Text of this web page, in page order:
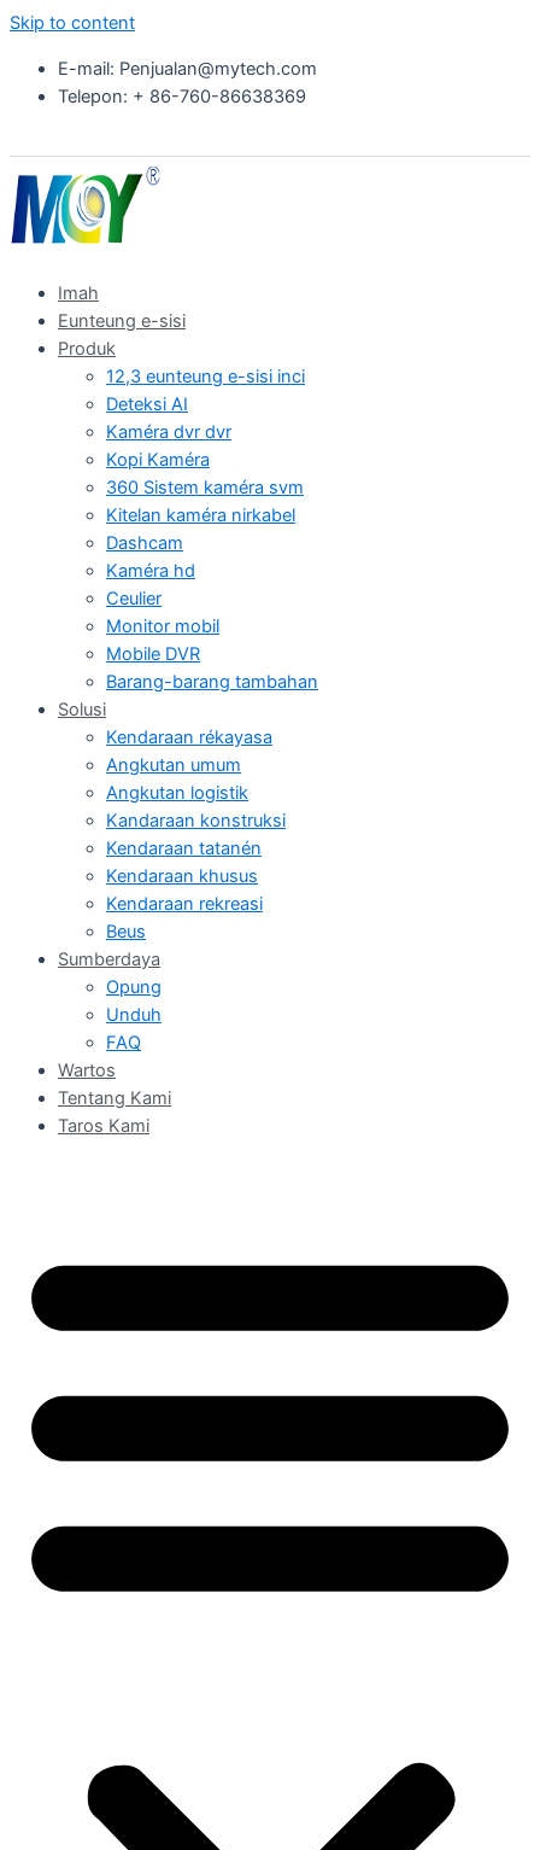
Skip to content
E-mail: Penjualan@mytech.com
Telepon: + 86-760-86638369
Imah
Eunteung e-sisi
Produk
12,3 eunteung e-sisi inci
Deteksi AI
Kaméra dvr dvr
Kopi Kaméra
360 Sistem kaméra svm
Kitelan kaméra nirkabel
Dashcam
Kaméra hd
Ceulier
Monitor mobil
Mobile DVR
Barang-barang tambahan
Solusi
Kendaraan rékayasa
Angkutan umum
Angkutan logistik
Kandaraan konstruksi
Kendaraan tatanén
Kendaraan khusus
Kendaraan rekreasi
Beus
Sumberdaya
Opung
Unduh
FAQ
Wartos
Tentang Kami
Taros Kami